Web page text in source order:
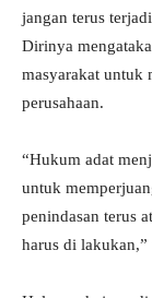
jangan terus
Dirinya
masyarakat untuk
perusahaan.
“Hukum adat
untuk
penindasan terus
harus di